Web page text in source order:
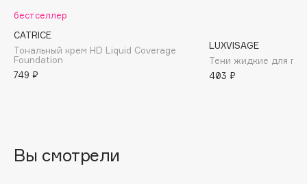
BOOMSHOP
BORK
Brunello Cucinelli
Bvlgari
бестселлер
CATRICE
Тональный крем HD Liquid Coverage
Foundation
749 ₽
LUXVISAGE
Тени жидкие для
403 ₽
Вы смотрели